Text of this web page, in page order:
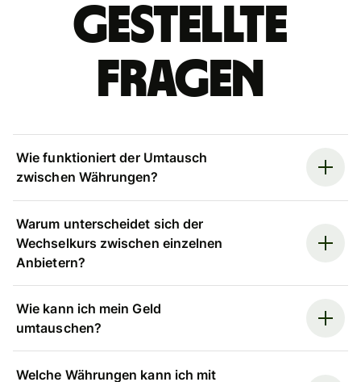
gestellte
Fragen
Wie funktioniert der Umtausch
zwischen Währungen?
Warum unterscheidet sich der
Wechselkurs zwischen einzelnen
Anbietern?
Wie kann ich mein Geld
umtauschen?
Welche Währungen kann ich mit